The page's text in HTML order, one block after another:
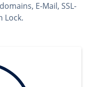
E-Mail, SSL-
Lock.